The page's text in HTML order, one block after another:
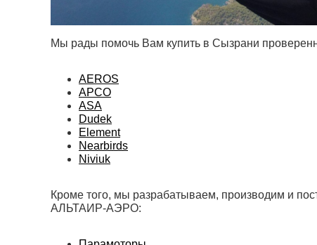
Мы рады помочь Вам купить в Сызрани
AEROS
APCO
ASA
Dudek
Element
Nearbirds
Niviuk
Кроме того, мы разрабатываем, производим и
АЛЬТАИР-АЭРО: